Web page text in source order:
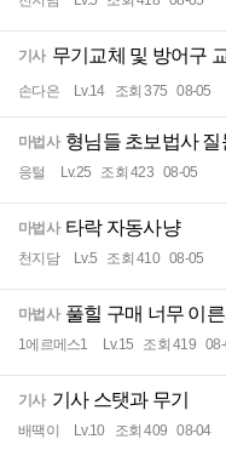
기사 무기교체 및 방어구
손다은 Lv.14 조회 375 08-05
마법사 형님들 초보법사
응털 Lv.25 조회 423 08-05
마법사 타락 자동사냥
천지담 Lv.5 조회 410 08-05
마법사 풀힐 구매 너무 이
1에르메스1 Lv.15 조회 419
기사 기사 스탯과 무기
배땍이 Lv.10 조회 409 08-04